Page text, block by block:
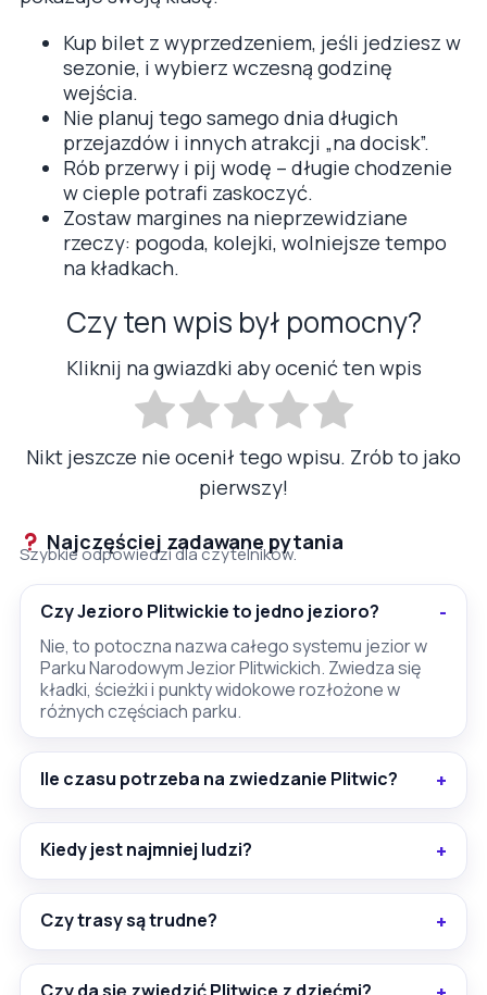
Kup bilet z wyprzedzeniem, jeśli jedziesz w
sezonie, i wybierz wczesną godzinę
wejścia.
Nie planuj tego samego dnia długich
przejazdów i innych atrakcji „na docisk”.
Rób przerwy i pij wodę – długie chodzenie
w cieple potrafi zaskoczyć.
Zostaw margines na nieprzewidziane
rzeczy: pogoda, kolejki, wolniejsze tempo
na kładkach.
Czy ten wpis był pomocny?
Kliknij na gwiazdki aby ocenić ten wpis
Nikt jeszcze nie ocenił tego wpisu. Zrób to jako
pierwszy!
Najczęściej zadawane pytania
Szybkie odpowiedzi dla czytelników.
Czy Jezioro Plitwickie to jedno jezioro?
Nie, to potoczna nazwa całego systemu jezior w
Parku Narodowym Jezior Plitwickich. Zwiedza się
kładki, ścieżki i punkty widokowe rozłożone w
różnych częściach parku.
Ile czasu potrzeba na zwiedzanie Plitwic?
Kiedy jest najmniej ludzi?
Czy trasy są trudne?